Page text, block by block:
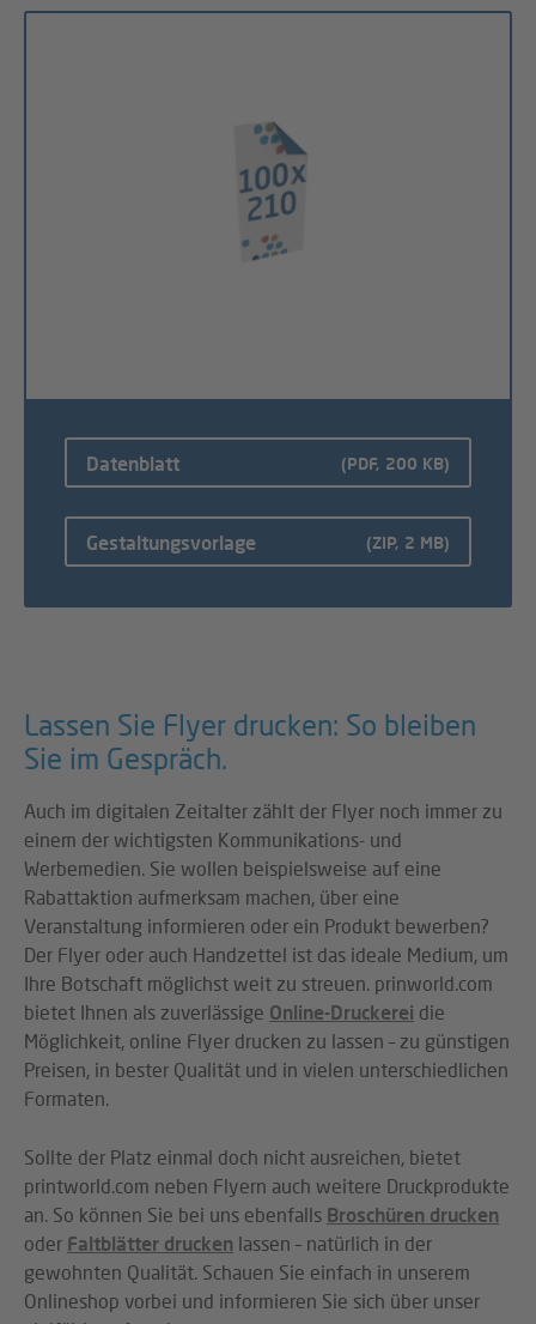
Datenblatt (PDF, 200 KB)
Gestaltungsvorlage (ZIP, 2 MB)
Lassen Sie Flyer drucken: So bleiben
Sie im Gespräch.
Auch im digitalen Zeitalter zählt der Flyer noch immer zu
einem der wichtigsten Kommunikations- und
Werbemedien. Sie wollen beispielsweise auf eine
Rabattaktion aufmerksam machen, über eine
Veranstaltung informieren oder ein Produkt bewerben?
Der Flyer oder auch Handzettel ist das ideale Medium, um
Ihre Botschaft möglichst weit zu streuen. prinworld.com
bietet Ihnen als zuverlässige Online-Druckerei die
Möglichkeit, online Flyer drucken zu lassen – zu günstigen
Preisen, in bester Qualität und in vielen unterschiedlichen
Formaten.
Sollte der Platz einmal doch nicht ausreichen, bietet
printworld.com neben Flyern auch weitere Druckprodukte
an. So können Sie bei uns ebenfalls Broschüren drucken
oder Faltblätter drucken lassen – natürlich in der
gewohnten Qualität. Schauen Sie einfach in unserem
Onlineshop vorbei und informieren Sie sich über unser